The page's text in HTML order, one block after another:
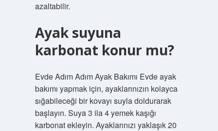
azaltabilir.
Ayak suyuna
karbonat konur mu?
Evde Adım Adım Ayak Bakımı Evde ayak
bakımı yapmak için, ayaklarınızın kolayca
sığabileceği bir kovayı suyla doldurarak
başlayın. Suya 3 ila 4 yemek kaşığı
karbonat ekleyin. Ayaklarınızı yaklaşık 20